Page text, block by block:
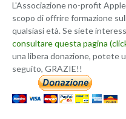
L'Associazione no-profit
scopo di offrire formazione
qualsiasi età. Se siete
consultare questa pagina
una libera donazione, potete
seguito, GRAZIE!!